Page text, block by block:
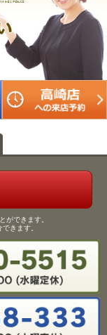
ができます。
きます。